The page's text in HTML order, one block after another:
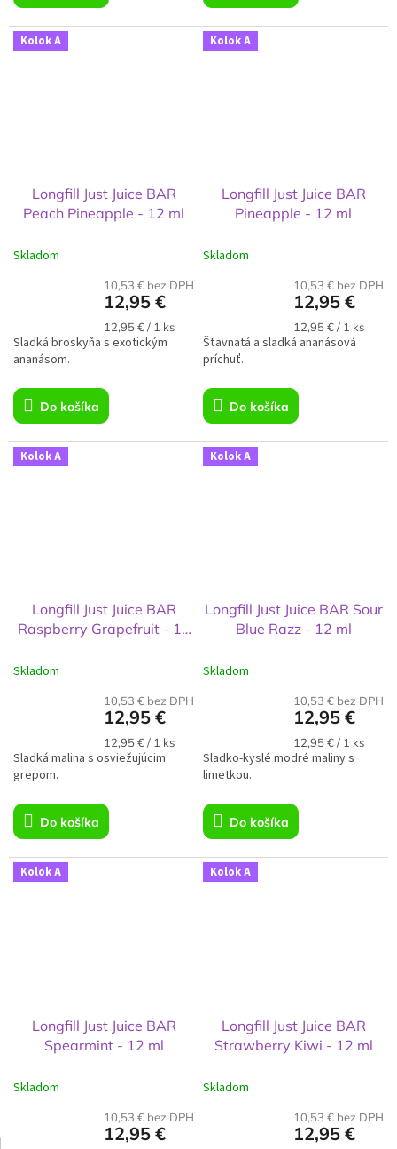
Kolok A
Longfill Just Juice BAR
Peach Pineapple - 12 ml
Skladom
10,53 € bez DPH
12,95 €
Jednotková
cena:
12,95 € / 1 ks
Do košíka
Sladká broskyňa s exotickým
ananásom.
Kolok A
Longfill Just Juice BAR
Pineapple - 12 ml
Skladom
10,53 € bez DPH
12,95 €
Jednotková
cena:
12,95 € / 1 ks
Do košíka
Šťavnatá a sladká ananásová
príchuť.
Kolok A
Longfill Just Juice BAR
Raspberry Grapefruit - 12
Skladom
10,53 € bez DPH
12,95 €
Jednotková
cena:
12,95 € / 1 ks
Do košíka
Sladká malina s osviežujúcim
grepom.
Kolok A
Longfill Just Juice BAR Sour
Blue Razz - 12 ml
Skladom
10,53 € bez DPH
12,95 €
Jednotková
cena:
12,95 € / 1 ks
Do košíka
Sladko-kyslé modré maliny s
limetkou.
Kolok A
Longfill Just Juice BAR
Spearmint - 12 ml
Skladom
10,53 € bez DPH
12,95 €
Kolok A
Longfill Just Juice BAR
Strawberry Kiwi - 12 ml
Skladom
10,53 € bez DPH
12,95 €